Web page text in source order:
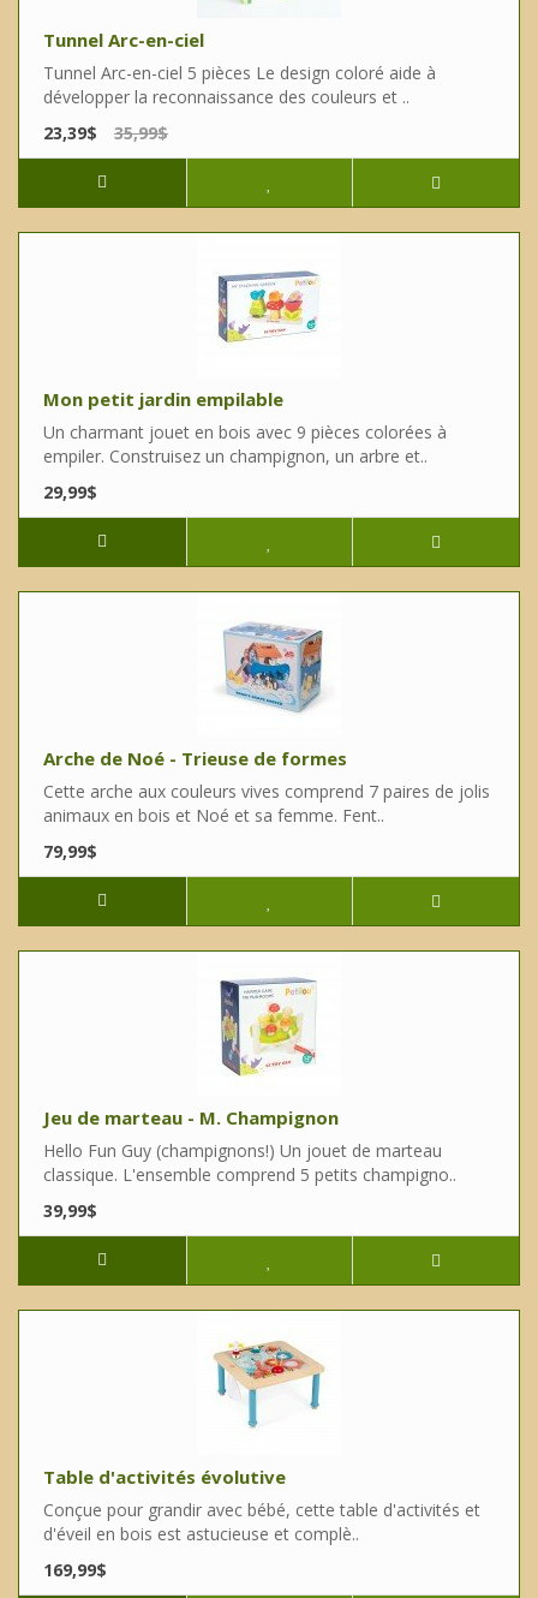
Tunnel Arc-en-ciel
Tunnel Arc-en-ciel 5 pièces Le design coloré aide à
développer la reconnaissance des couleurs et ..
23,39$
35,99$
Mon petit jardin empilable
Un charmant jouet en bois avec 9 pièces colorées à
empiler. Construisez un champignon, un arbre et..
29,99$
Arche de Noé - Trieuse de formes
Cette arche aux couleurs vives comprend 7 paires de jolis
animaux en bois et Noé et sa femme. Fent..
79,99$
Jeu de marteau - M. Champignon
Hello Fun Guy (champignons!) Un jouet de marteau
classique. L'ensemble comprend 5 petits champigno..
39,99$
Table d'activités évolutive
Conçue pour grandir avec bébé, cette table d'activités et
d'éveil en bois est astucieuse et complè..
169,99$